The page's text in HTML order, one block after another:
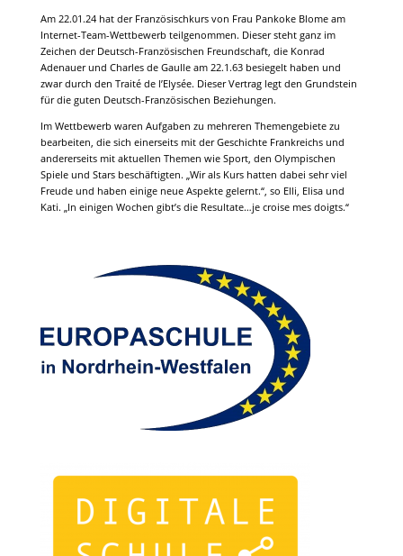
Am 22.01.24 hat der Französischkurs von Frau Pankoke Blome am
Internet-Team-Wettbewerb teilgenommen. Dieser steht ganz im
Zeichen der Deutsch-Französischen Freundschaft, die Konrad
Adenauer und Charles de Gaulle am 22.1.63 besiegelt haben und
zwar durch den Traité de l’Elysée. Dieser Vertrag legt den Grundstein
für die guten Deutsch-Französischen Beziehungen.
Im Wettbewerb waren Aufgaben zu mehreren Themengebiete zu
bearbeiten, die sich einerseits mit der Geschichte Frankreichs und
andererseits mit aktuellen Themen wie Sport, den Olympischen
Spiele und Stars beschäftigten. „Wir als Kurs hatten dabei sehr viel
Freude und haben einige neue Aspekte gelernt.“, so Elli, Elisa und
Kati. „In einigen Wochen gibt’s die Resultate…je croise mes doigts.“